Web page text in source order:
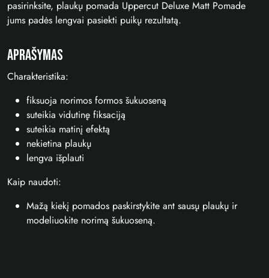
pasirinksite, plaukų pomada Uppercut Deluxe Matt Pomade
jums padės lengvai pasiekti puikų rezultatą.
Aprašymas
Charakteristika:
fiksuoja norimos formos šukuoseną
suteikia vidutinę fiksaciją
suteikia matinį efektą
nekietina plaukų
lengva išplauti
Kaip naudoti:
Mažą kiekį pomados paskirstykite ant sausų plaukų ir
modeliuokite norimą šukuoseną.